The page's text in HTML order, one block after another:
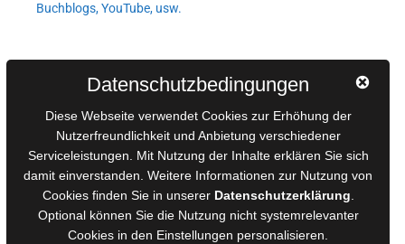
Buchblogs, YouTube, usw.
AGB für Medienprojekte
Online-Artikel
Manuskripte einreichen
Ausschreibungen
Belegexemplare
Eigenbedarfsexemplare
Datenschutzbedingungen
Diese Webseite verwendet Cookies zur Erhöhung der
Nutzerfreundlichkeit und Anbietung verschiedener
Serviceleistungen. Mit Nutzung der Inhalte erklären Sie sich
damit einverstanden. Weitere Informationen zur Nutzung von
Cookies finden Sie in unserer Datenschutzerklärung
Optional können Sie die Nutzung nicht systemrelevanter
Cookies in den Einstellungen personalisieren.